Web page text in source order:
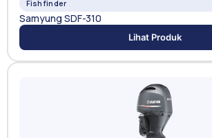
Fishfinder
Samyung SDF-310
Lihat Produk